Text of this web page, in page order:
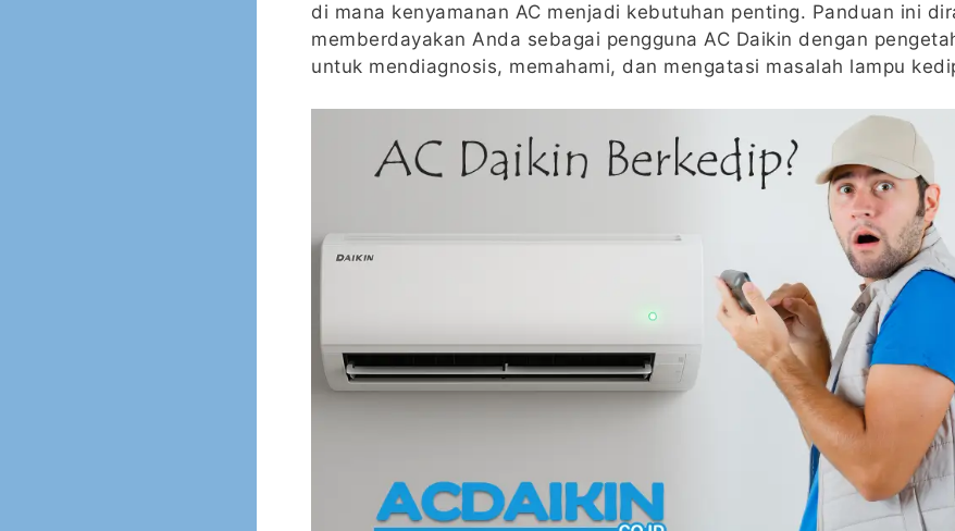
di mana kenyamanan AC menjadi kebutuhan penting. Panduan ini
memberdayakan Anda sebagai pengguna AC Daikin dengan
untuk mendiagnosis, memahami, dan mengatasi masalah lampu